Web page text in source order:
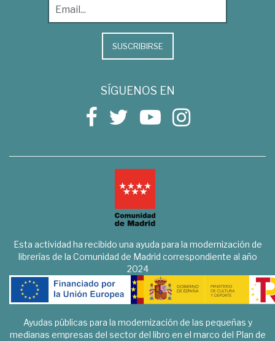
SUSCRIBIRSE
SÍGUENOS EN
Esta actividad ha recibido una ayuda para la modernización de
librerías de la Comunidad de Madrid correspondiente al año
2024
Ayudas públicas para la modernización de las pequeñas y
medianas empresas del sector del libro en el marco del Plan de